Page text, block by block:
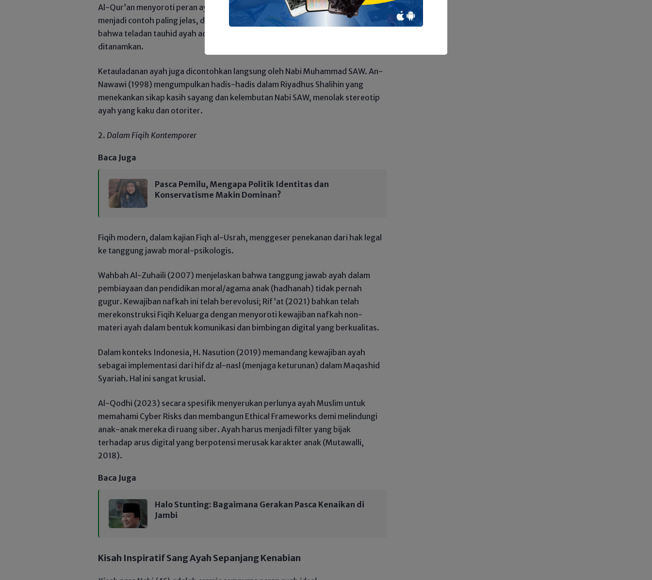
​Al-Qur’an menyoroti peran ayah sebagai pendidik akidah. Surah Luqman
menjadi contoh paling jelas, di mana M. Quraish Shihab (2006) menekankan
bahwa teladan tauhid ayah adalah pelajaran paling penting yang harus
ditanamkan.
​Ketauladanan ayah juga dicontohkan langsung oleh Nabi Muhammad SAW. An-
Nawawi (1998) mengumpulkan hadis-hadis dalam Riyadhus Shalihin yang
menekankan sikap kasih sayang dan kelembutan Nabi SAW, menolak stereotip
ayah yang kaku dan otoriter.
​2. Dalam Fiqih Kontemporer
Baca Juga
Pasca Pemilu, Mengapa Politik Identitas dan
Konservatisme Makin Dominan?
​Fiqih modern, dalam kajian Fiqh al-Usrah, menggeser penekanan dari hak legal
ke tanggung jawab moral-psikologis.
​Wahbah Al-Zuhaili (2007) menjelaskan bahwa tanggung jawab ayah dalam
pembiayaan dan pendidikan moral/agama anak (hadhanah) tidak pernah
gugur. Kewajiban nafkah ini telah berevolusi; Rif’at (2021) bahkan telah
merekonstruksi Fiqih Keluarga dengan menyoroti kewajiban nafkah non-
materi ayah dalam bentuk komunikasi dan bimbingan digital yang berkualitas.
​Dalam konteks Indonesia, H. Nasution (2019) memandang kewajiban ayah
sebagai implementasi dari hifdz al-nasl (menjaga keturunan) dalam Maqashid
Syariah. Hal ini sangat krusial.
Al-Qodhi (2023) secara spesifik menyerukan perlunya ayah Muslim untuk
memahami Cyber Risks dan membangun Ethical Frameworks demi melindungi
anak-anak mereka di ruang siber. Ayah harus menjadi filter yang bijak
terhadap arus digital yang berpotensi merusak karakter anak (Mutawalli,
2018).
Baca Juga
Halo Stunting: Bagaimana Gerakan Pasca Kenaikan di
Jambi
Kisah Inspiratif Sang Ayah Sepanjang Kenabian